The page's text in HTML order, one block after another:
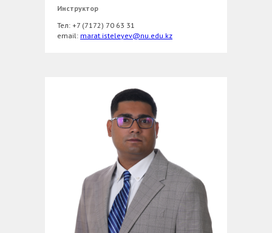
Инструктор
Тел: +7 (7172) 70 63 31
еmail: marat.isteleyev@nu.edu.kz